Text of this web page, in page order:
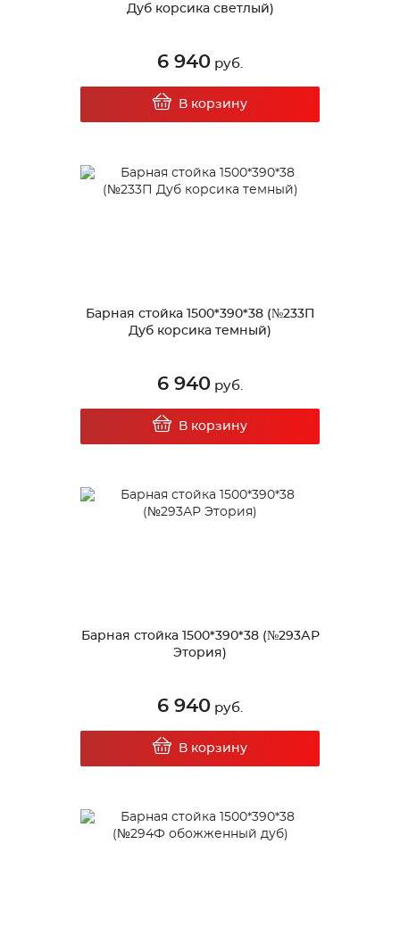
Дуб корсика светлый)
6 940 руб.
В корзину
Барная стойка 1500*390*38 (№233П
Дуб корсика темный)
6 940 руб.
В корзину
Барная стойка 1500*390*38 (№293АР
Этория)
6 940 руб.
В корзину